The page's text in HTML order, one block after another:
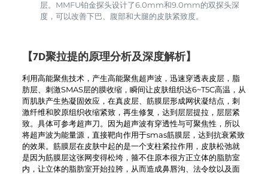
层。MMFU铂金探头设计了6.0mm和9.0mm的双探头深
度，可以改善下巴、腹部和大腿的皮肤紧致度。
【7D聚拉提的原理分析及深度解析】
利用高能聚焦技术，产生高能聚焦超声波，迅速穿透表皮层，脂
肪层、刺激SMAS层的膜收缩，瞬间让皮肤组织达6~T5C高温，从
而肌肤产生热凝固效应，在真皮层、筋膜层形成网状凝结点，刺
激纤维和胶原组织收缩紧致，再生修复，达到层层提拉，层层紧
致。具体可参考超声刀。因为超声波有穿透性与可聚焦性，所以
将超声波为能量源，直接靶向作用于smas筋膜层，达到抗衰紧致
的效果。筋膜层在皮肤中起的是一个支柱紧拉作用，皮肤松弛就
是因为筋膜层这张网变得松垮，箍不住原本很方正立体的脂肪室
内，让立体的脂肪室开始拉胯，从而造成鼻唇沟、法令纹以及面